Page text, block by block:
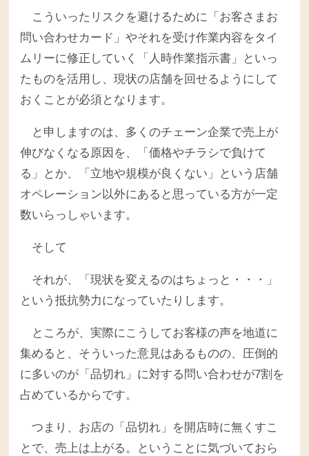
こういったリスクを避けるために「お客さまお
問い合わせカード」やそれを受け作業内容をタイ
ムリーに修正していく「人時作業指示書」といっ
たものを活用し、現状の店舗を回せるようにして
おくことが必須となります。
と申しますのは、多くのチェーン企業で売上が
伸びなくなる原因を、「価格やチラシで負けて
る」とか、「立地や規模が良くない」という店舗
オペレーション以外にあると思っている方が一定
数いらっしゃいます。
そして
それが、「現状を変えるのはちょっと・・・」
という抵抗勢力になっていたりします。
ところが、実際にこうしてお客様の声を地道に
集めると、そういった意見はあるものの、圧倒的
に多いのが「品切れ」に対する問い合わせが7割を
占めているからです。
つまり、お店の「品切れ」を開店時に無くすこ
とで、売上は上がる。ということに気づいておら